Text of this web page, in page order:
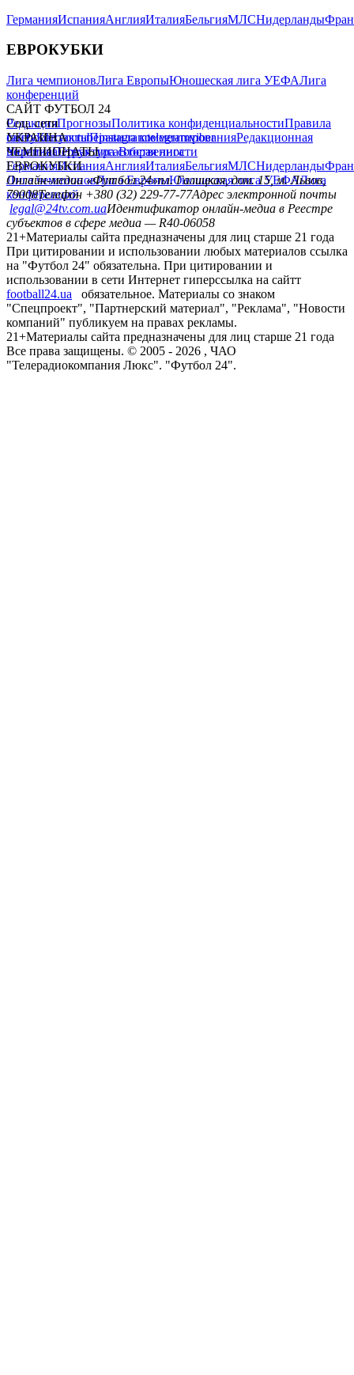
ГерманияИспанияАнглияИталияБельгияМЛСНидерланды
ЕВРОКУБКИ
Лига чемпионовЛига ЕвропыЮношеская лига УЕФАЛига
конференций
САЙТ ФУТБОЛ 24
РедакцияПрогнозыПолитика конфиденциальностиПравила
сайтуКонтактыПравила комментированияРедакционная
политикаСтруктура собственности
Соц. сети
facebookxyoutubeinstagramtelegramviber
УКРАИНА
УкраинаПервая лигаВторая лига
ЧЕМПИОНАТЫ
ГерманияИспанияАнглияИталияБельгияМЛСНидерланды
ЕВРОКУБКИ
Лига чемпионовЛига ЕвропыЮношеская лига УЕФАЛига
конференций
Онлайн-медиа «Футбол 24»пл. Галицкая, дом. 15, м. Львов,
79008Телефон +380 (32) 229-77-77Адрес электронной почты
legal@24tv.com.uaИдентификатор онлайн-медиа в Реестре
субъектов в сфере медиа — R40-06058
21+Материалы сайта предназначены для лиц старше 21 года
При цитировании и использовании любых материалов ссылка
на "Футбол 24" обязательна. При цитировании и
использовании в сети Интернет гиперссылка на сайтт
football24.ua
обязательное. Материалы со знаком
"Спецпроект", "Партнерский материал", "Реклама", "Новости
компаний" публикуем на правах рекламы.
21+Материалы сайта предназначены для лиц старше 21 года
Все права защищены. © 2005 - 2026 , ЧАО
"Телерадиокомпания Люкс". "Футбол 24".